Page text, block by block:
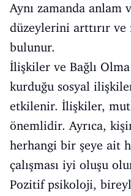
Aynı zamanda anlam
düzeylerini arttırır ve
bulunur.
İlişkiler ve Bağlı
kurduğu sosyal
etkilenir. İlişkiler,
önemlidir. Ayrıca,
herhangi bir şeye ait
çalışması iyi oluşu
Pozitif psikoloji,